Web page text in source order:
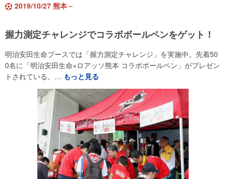
2019/10/27 熊本－
握力測定チャレンジでコラボボールペンをゲット！
明治安田生命ブースでは「握力測定チャレンジ」を実施中。先着50
0名に「明治安田生命×ロアッソ熊本 コラボボールペン」がプレゼン
トされている。… もっと見る